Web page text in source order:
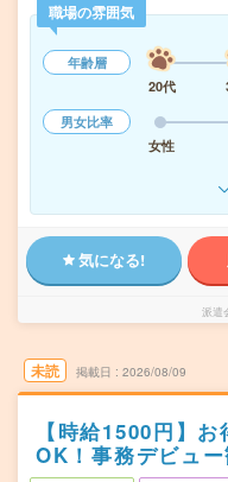
職場の雰囲気
年齢層
20代
男女比率
女性
気になる!
派遣
未読 掲載日 2026/08/09
【時給1500円】
OK！事務デビュ